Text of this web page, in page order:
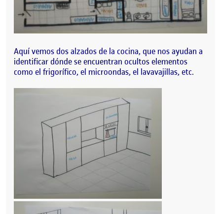
Aquí vemos dos alzados de la cocina, que nos ayudan a
identificar dónde se encuentran ocultos elementos
como el frigorífico, el microondas, el lavavajillas, etc.